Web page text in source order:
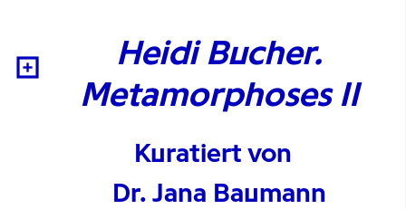
Heidi Bucher.
Metamorphoses II
Kuratiert von
Dr. Jana Baumann